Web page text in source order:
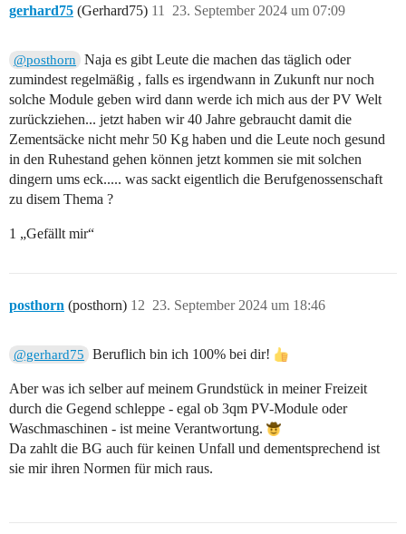
gerhard75 (Gerhard75) 23. September 2024 um 07:09
11
@posthorn
Naja es gibt Leute die machen das täglich oder
zumindest regelmäßig , falls es irgendwann in Zukunft nur noch
solche Module geben wird dann werde ich mich aus der PV Welt
zurückziehen... jetzt haben wir 40 Jahre gebraucht damit die
Zementsäcke nicht mehr 50 Kg haben und die Leute noch gesund
in den Ruhestand gehen können jetzt kommen sie mit solchen
dingern ums eck..... was sackt eigentlich die Berufgenossenschaft
zu disem Thema ?
1 „Gefällt mir“
posthorn (posthorn) 23. September 2024 um 18:46
12
@gerhard75 Beruflich bin ich 100% bei dir!
Aber was ich selber auf meinem Grundstück in meiner Freizeit
durch die Gegend schleppe - egal ob 3qm PV-Module oder
Waschmaschinen - ist meine Verantwortung.
Da zahlt die BG auch für keinen Unfall und dementsprechend ist
sie mir ihren Normen für mich raus.